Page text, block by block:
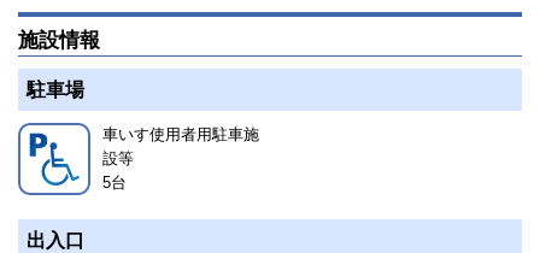
施設情報
駐車場
車いす使用者用駐車施
設等
5台
出入口